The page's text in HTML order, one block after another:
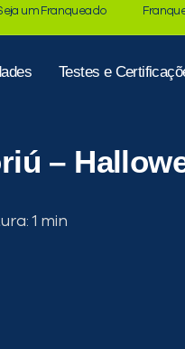
um Franqueado
Testes e
–